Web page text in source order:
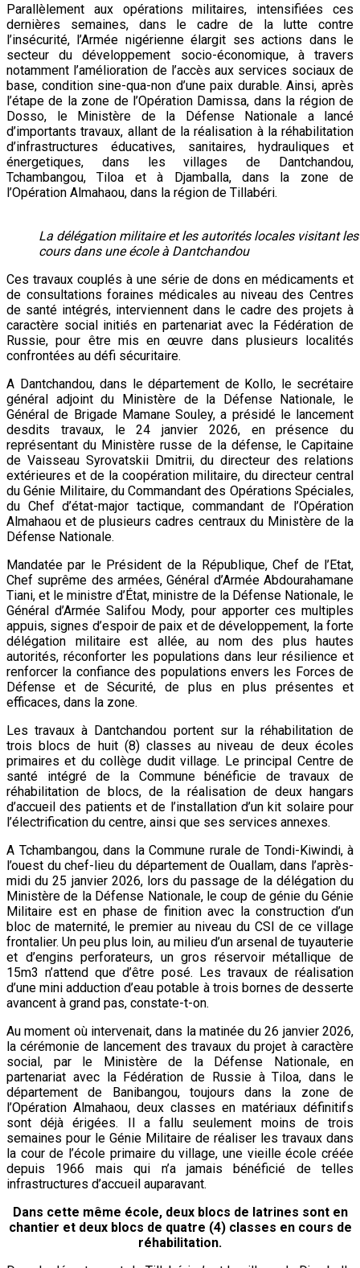
Parallèlement aux opérations militaires, intensifiées ces
dernières semaines, dans le cadre de la lutte contre
l’insécurité, l’Armée nigérienne élargit ses actions dans le
secteur du développement socio-économique, à travers
notamment l’amélioration de l’accès aux services sociaux de
base, condition sine-qua-non d’une paix durable. Ainsi, après
l’étape de la zone de l’Opération Damissa, dans la région de
Dosso, le Ministère de la Défense Nationale a lancé
d’importants travaux, allant de la réalisation à la réhabilitation
d’infrastructures éducatives, sanitaires, hydrauliques et
énergetiques, dans les villages de Dantchandou,
Tchambangou, Tiloa et à Djamballa, dans la zone de
l’Opération Almahaou, dans la région de Tillabéri.
La délégation militaire et les autorités locales visitant
cours dans une école à Dantchandou
Ces travaux couplés à une série de dons en médicaments et
de consultations foraines médicales au niveau des Centres
de santé intégrés, interviennent dans le cadre des projets à
caractère social initiés en partenariat avec la Fédération de
Russie, pour être mis en œuvre dans plusieurs localités
confrontées au défi sécuritaire.
A Dantchandou, dans le département de Kollo, le secrétaire
général adjoint du Ministère de la Défense Nationale, le
Général de Brigade Mamane Souley, a présidé le lancement
desdits travaux, le 24 janvier 2026, en présence du
représentant du Ministère russe de la défense, le Capitaine
de Vaisseau Syrovatskii Dmitrii, du directeur des relations
extérieures et de la coopération militaire, du directeur central
du Génie Militaire, du Commandant des Opérations Spéciales,
du Chef d’état-major tactique, commandant de l’Opération
Almahaou et de plusieurs cadres centraux du Ministère de la
Défense Nationale.
Mandatée par le Président de la République, Chef de l’Etat,
Chef suprême des armées, Général d’Armée Abdourahamane
Tiani, et le ministre d’État, ministre de la Défense Nationale, le
Général d’Armée Salifou Mody, pour apporter ces multiples
appuis, signes d’espoir de paix et de développement, la forte
délégation militaire est allée, au nom des plus hautes
autorités, réconforter les populations dans leur résilience et
renforcer la confiance des populations envers les Forces de
Défense et de Sécurité, de plus en plus présentes et
efficaces, dans la zone.
Les travaux à Dantchandou portent sur la réhabilitation de
trois blocs de huit (8) classes au niveau de deux écoles
primaires et du collège dudit village. Le principal Centre de
santé intégré de la Commune bénéficie de travaux de
réhabilitation de blocs, de la réalisation de deux hangars
d’accueil des patients et de l’installation d’un kit solaire pour
l’électrification du centre, ainsi que ses services annexes.
A Tchambangou, dans la Commune rurale de Tondi-Kiwindi, à
l’ouest du chef-lieu du département de Ouallam, dans l’après-
midi du 25 janvier 2026, lors du passage de la délégation du
Ministère de la Défense Nationale, le coup de génie du Génie
Militaire est en phase de finition avec la construction d’un
bloc de maternité, le premier au niveau du CSI de ce village
frontalier. Un peu plus loin, au milieu d’un arsenal de tuyauterie
et d’engins perforateurs, un gros réservoir métallique de
15m3 n’attend que d’être posé. Les travaux de réalisation
d’une mini adduction d’eau potable à trois bornes de desserte
avancent à grand pas, constate-t-on.
Au moment où intervenait, dans la matinée du 26 janvier 2026,
la cérémonie de lancement des travaux du projet à caractère
social, par le Ministère de la Défense Nationale, en
partenariat avec la Fédération de Russie à Tiloa, dans le
département de Banibangou, toujours dans la zone de
l’Opération Almahaou, deux classes en matériaux définitifs
sont déjà érigées. Il a fallu seulement moins de trois
semaines pour le Génie Militaire de réaliser les travaux dans
la cour de l’école primaire du village, une vieille école créée
depuis 1966 mais qui n’a jamais bénéficié de telles
infrastructures d’accueil auparavant.
Dans cette même école, deux blocs de latrines sont en
chantier et deux blocs de quatre (4) classes en cours de
réhabilitation.